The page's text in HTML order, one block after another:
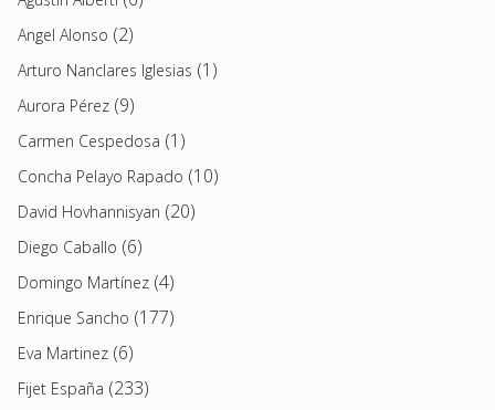
Angel Alonso (2)
Arturo Nanclares Iglesias (1)
Aurora Pérez (9)
Carmen Cespedosa (1)
Concha Pelayo Rapado (10)
David Hovhannisyan (20)
Diego Caballo (6)
Domingo Martínez (4)
Enrique Sancho (177)
Eva Martinez (6)
Fijet España (233)